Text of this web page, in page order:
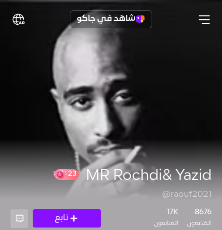
شاهد في جاكو
MR Rochdi& Yazid
@raouf2021
8676
المُتابعون
17K
المتابعون
تابع